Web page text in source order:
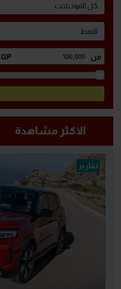
كل الموديلات
النمط
الاكثر مشاهدة
تقارير